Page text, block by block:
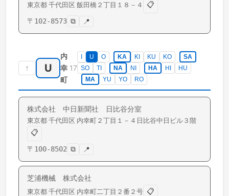
東京都 千代田区 飯田橋 ２丁目１８－４
📋
〒 102-8573 ⧉ 📍
↑ U
内
幸
町
17
I U O KA KI KU KO
SA
SO
TI NA NI HA HI
HU
MA
YU YO RO
株式会社 中日新聞社 日比谷分室
東京都 千代田区 内幸町 ２丁目１－４日比谷中日ビル３階
📋
〒 100-8502 ⧉ 📍
芝浦機械 株式会社
東京都 千代田区 内幸町二丁目２番２号 📋